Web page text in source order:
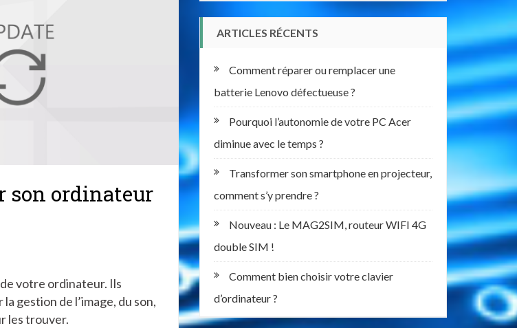
son ordinateur
votre ordinateur. Ils
gestion de l’image, du son,
les trouver.
ARTICLES RÉCENTS
Comment réparer ou remplacer une
batterie Lenovo défectueuse ?
Pourquoi l’autonomie de votre PC Acer
diminue avec le temps ?
Transformer son smartphone en projecteur,
comment s’y prendre ?
Nouveau : Le MAG2SIM, routeur WIFI 4G
double SIM !
Comment bien choisir votre clavier
d’ordinateur ?